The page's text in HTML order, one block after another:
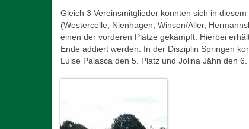
Gleich 3 Vereinsmitglieder konnten sich in
(Westercelle, Nienhagen, Winsen/Aller,
einen der vorderen Plätze gekämpft. Hierbei
Ende addiert werden. In der Disziplin Springen
Luise Palasca den 5. Platz und Jolina Jähn den 6.